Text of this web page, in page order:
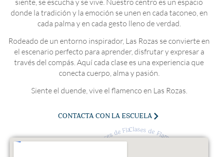
donde la tradición y la emoción se unen en cada taconeo, en
cada palma y en cada gesto lleno de verdad.
Rodeado de un entorno inspirador, Las Rozas se convierte en
el escenario perfecto para aprender, disfrutar y expresar a
través del compás. Aquí cada clase es una experiencia que
conecta cuerpo, alma y pasión.
Siente el duende, vive el flamenco en Las Rozas.
CONTACTA CON LA ESCUELA